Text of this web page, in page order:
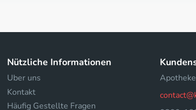
Nützliche Informationen
Uber uns
Kontakt
Häufig Gestellte Fragen